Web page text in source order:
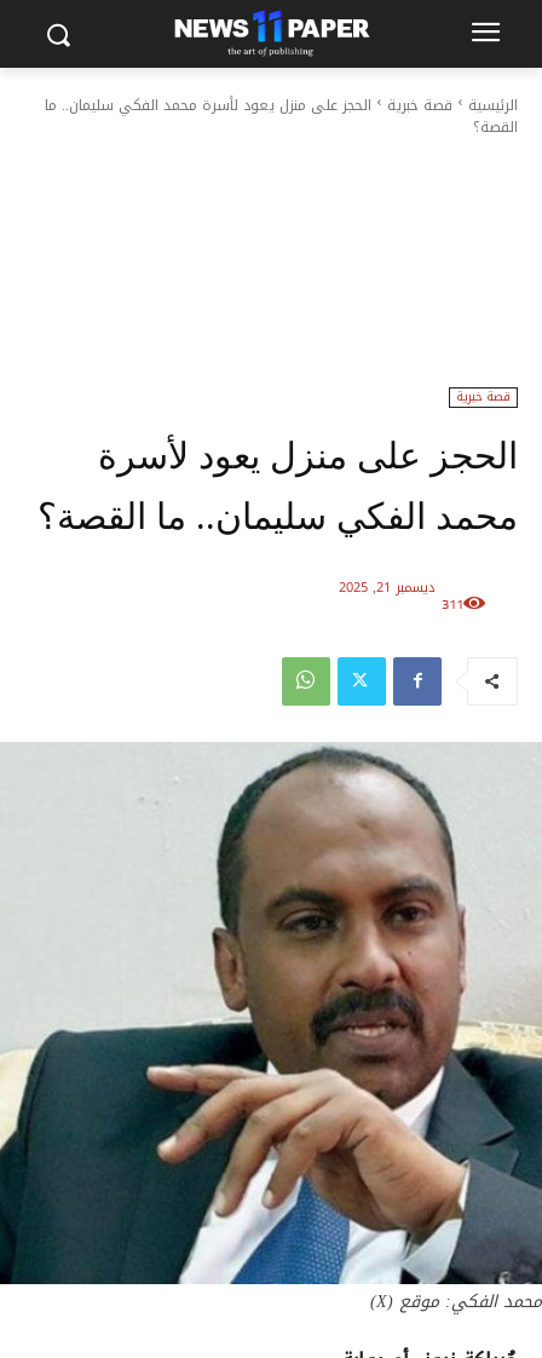
الرئيسية قصة خبرية
الحجز على منزل يعود لأسرة محمد الفكي سليمان.. ما
القصة؟
قصة خبرية
الحجز على منزل يعود لأسرة
محمد الفكي سليمان.. ما القصة؟
ديسمبر 21, 2025
311
محمد الفكي: موقع (X)